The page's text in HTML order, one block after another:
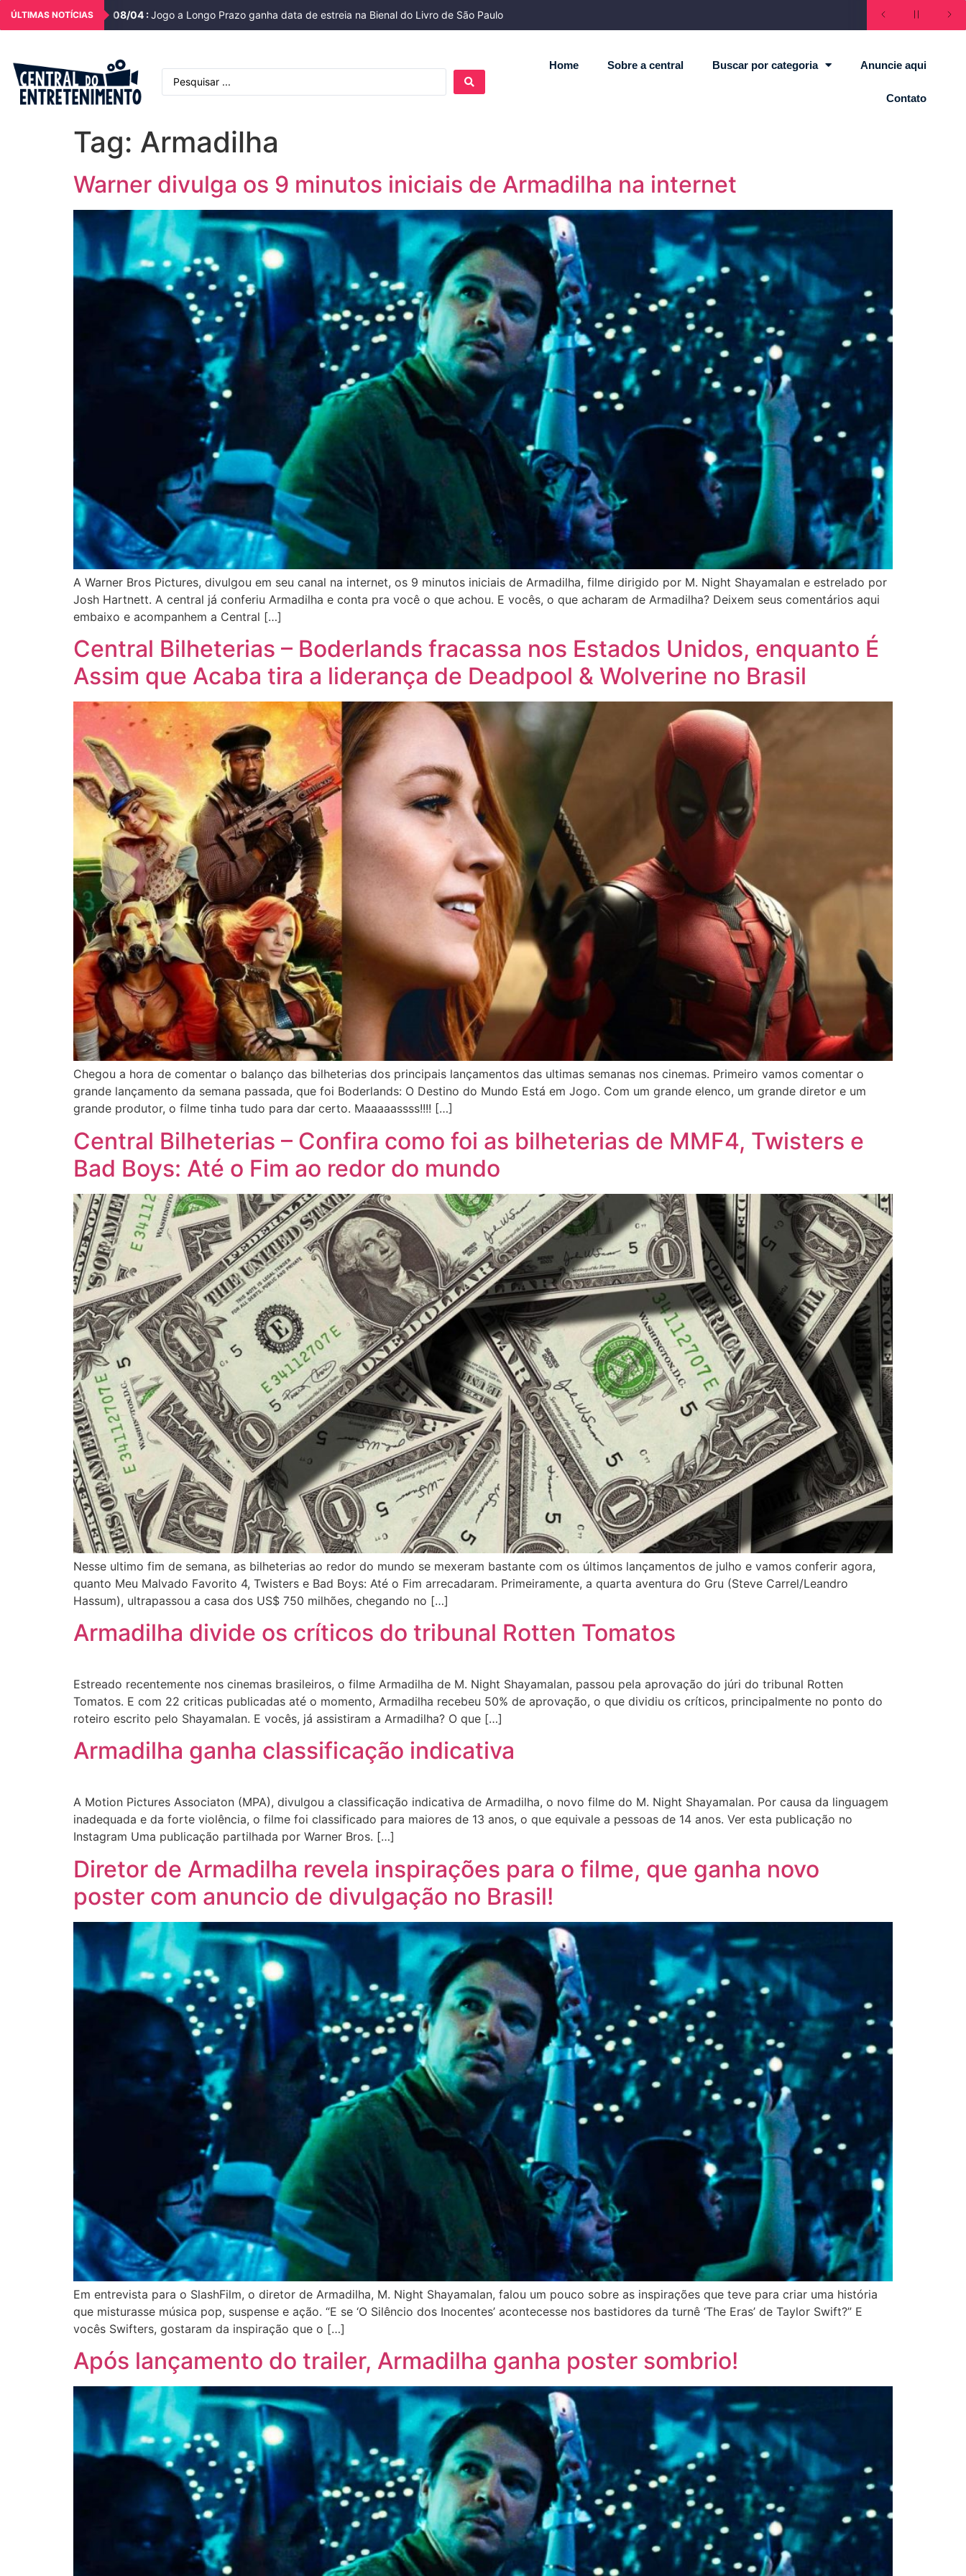
ÚLTIMAS NOTÍCIAS 08/04 :Jogo a Longo Prazo ganha data de estreia na Bienal do Livro de São Paulo
Home Sobre a central Buscar por categoria Anuncie aqui
Contato
Tag: Armadilha
Warner divulga os 9 minutos iniciais de Armadilha na internet
A Warner Bros Pictures, divulgou em seu canal na internet, os 9 minutos iniciais de Armadilha, filme dirigido por M. Night Shayamalan e estrelado por
Josh Hartnett. A central já conferiu Armadilha e conta pra você o que achou. E vocês, o que acharam de Armadilha? Deixem seus comentários aqui
embaixo e acompanhem a Central […]
Central Bilheterias – Boderlands fracassa nos Estados Unidos, enquanto É
Assim que Acaba tira a liderança de Deadpool & Wolverine no Brasil
Chegou a hora de comentar o balanço das bilheterias dos principais lançamentos das ultimas semanas nos cinemas. Primeiro vamos comentar o
grande lançamento da semana passada, que foi Boderlands: O Destino do Mundo Está em Jogo. Com um grande elenco, um grande diretor e um
grande produtor, o filme tinha tudo para dar certo. Maaaaassss!!!! […]
Central Bilheterias – Confira como foi as bilheterias de MMF4, Twisters e
Bad Boys: Até o Fim ao redor do mundo
Nesse ultimo fim de semana, as bilheterias ao redor do mundo se mexeram bastante com os últimos lançamentos de julho e vamos conferir agora,
quanto Meu Malvado Favorito 4, Twisters e Bad Boys: Até o Fim arrecadaram. Primeiramente, a quarta aventura do Gru (Steve Carrel/Leandro
Hassum), ultrapassou a casa dos US$ 750 milhões, chegando no […]
Armadilha divide os críticos do tribunal Rotten Tomatos
Estreado recentemente nos cinemas brasileiros, o filme Armadilha de M. Night Shayamalan, passou pela aprovação do júri do tribunal Rotten
Tomatos. E com 22 criticas publicadas até o momento, Armadilha recebeu 50% de aprovação, o que dividiu os críticos, principalmente no ponto do
roteiro escrito pelo Shayamalan. E vocês, já assistiram a Armadilha? O que […]
Armadilha ganha classificação indicativa
A Motion Pictures Associaton (MPA), divulgou a classificação indicativa de Armadilha, o novo filme do M. Night Shayamalan. Por causa da linguagem
inadequada e da forte violência, o filme foi classificado para maiores de 13 anos, o que equivale a pessoas de 14 anos. Ver esta publicação no
Instagram Uma publicação partilhada por Warner Bros. […]
Diretor de Armadilha revela inspirações para o filme, que ganha novo
poster com anuncio de divulgação no Brasil!
Em entrevista para o SlashFilm, o diretor de Armadilha, M. Night Shayamalan, falou um pouco sobre as inspirações que teve para criar uma história
que misturasse música pop, suspense e ação. “E se ‘O Silêncio dos Inocentes’ acontecesse nos bastidores da turnê ‘The Eras’ de Taylor Swift?” E
vocês Swifters, gostaram da inspiração que o […]
Após lançamento do trailer, Armadilha ganha poster sombrio!